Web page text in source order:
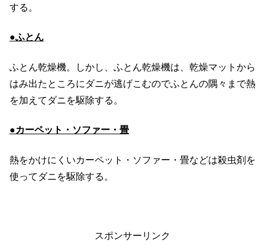
する。
●ふとん
ふとん乾燥機。しかし、ふとん乾燥機は、乾燥マットから
はみ出たところにダニが逃げこむのでふとんの隅々まで熱
を加えてダニを駆除する。
●カーペット・ソファー・畳
熱をかけにくいカーペット・ソファー・畳などは殺虫剤を
使ってダニを駆除する。
スポンサーリンク